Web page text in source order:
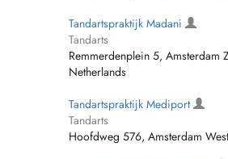
Tandartspraktijk Madani
Tandarts
Remmerdenplein 5, Amsterdam
Netherlands
Tandartspraktijk Mediport
Tandarts
Hoofdweg 576, Amsterdam